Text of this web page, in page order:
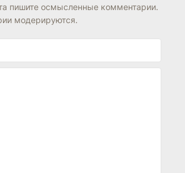
пишите осмысленные комментарии.
модерируются.